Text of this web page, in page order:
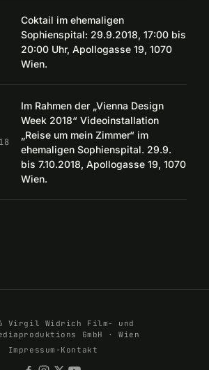
Coktail im ehemaligen
Sophienspital: 29.9.2018, 17:00 bis
20:00 Uhr, Apollogasse 19, 1070
Wien.
Im Rahmen der „Vienna Design
Week 2018“ Videoinstallation
„Reise um mein Zimmer“ im
ehemaligen Sophienspital. 29.9.
bis 7.10.2018, Apollogasse 19, 1070
Wien.
Virgil Widrich Film- und
GmbH · Wien
Impressum · Kontakt